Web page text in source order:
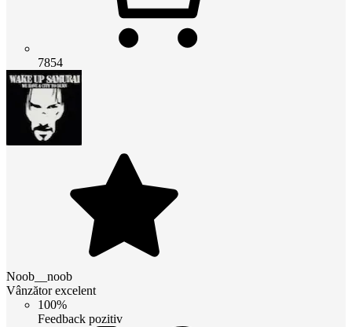
7854
Noob__noob
Vânzător excelent
100%
Feedback pozitiv